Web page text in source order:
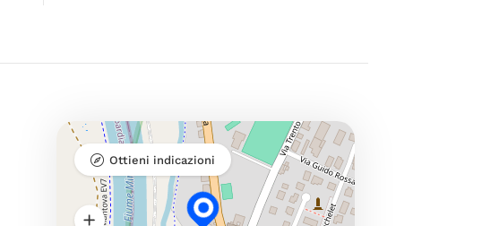
Ottieni indicazioni